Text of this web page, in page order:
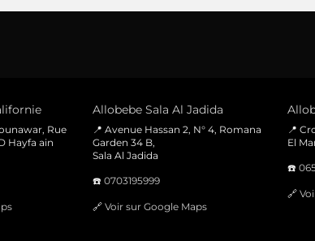
initial
actuel
Rue
Hayfa ain
Allobebe Sala Al Jadida
📍 Avenue Hassan 2, N° 4, Romana
Garden 34 B,
Sala Al Jadida
☎️ 0703195999
🔗 Voir sur Google Maps
📍
El
☎️
🔗